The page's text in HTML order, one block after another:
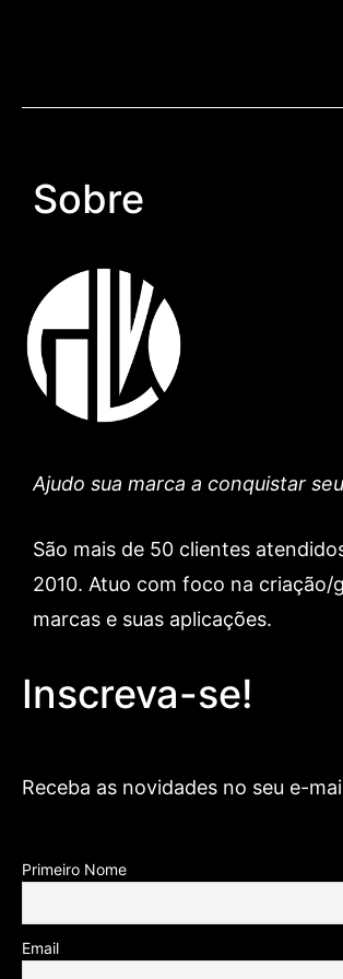
Sobre
Ajudo sua marca a conquistar
São mais de 50 clientes
2010. Atuo com foco na criação/
marcas e suas aplicações.
Inscreva-se!
Receba as novidades no seu e-
Primeiro Nome
Email